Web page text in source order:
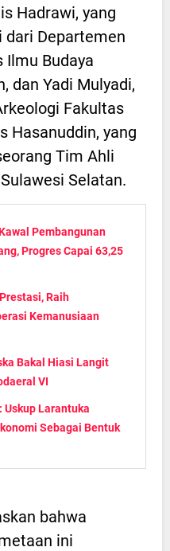
Hadrawi, yang
dari Departemen
Ilmu Budaya
dan Yadi Mulyadi,
Fakultas
Hasanuddin, yang
Tim Ahli
Selatan.
Pembangunan
Progres Capai 63,25
Raih
Kemanusiaan
Bakal Hiasi Langit
VI
Uskup Larantuka
Sebagai Bentuk
bahwa
ini